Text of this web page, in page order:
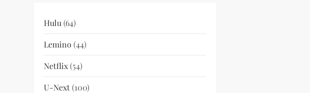
Hulu (64)
Lemino (44)
Netflix(54)
U-Next(100)